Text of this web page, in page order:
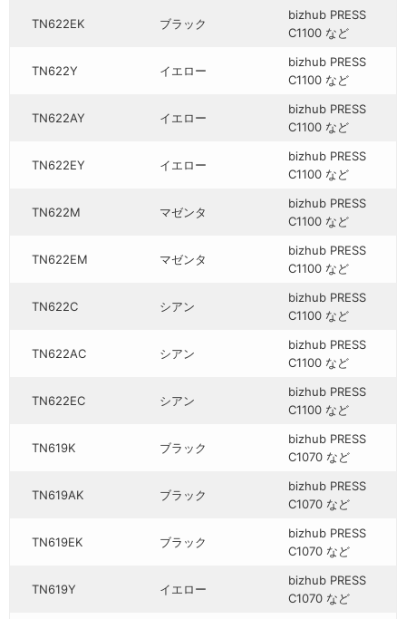
TN622EK ブラック
bizhub PRESS
C1100 など
TN622Y イエロー
bizhub PRESS
C1100 など
TN622AY イエロー
bizhub PRESS
C1100 など
TN622EY イエロー
bizhub PRESS
C1100 など
TN622M マゼンタ
bizhub PRESS
C1100 など
TN622EM マゼンタ
bizhub PRESS
C1100 など
TN622C シアン
bizhub PRESS
C1100 など
TN622AC シアン
bizhub PRESS
C1100 など
TN622EC シアン
bizhub PRESS
C1100 など
TN619K ブラック
bizhub PRESS
C1070 など
TN619AK ブラック
bizhub PRESS
C1070 など
TN619EK ブラック
bizhub PRESS
C1070 など
TN619Y イエロー
bizhub PRESS
C1070 など